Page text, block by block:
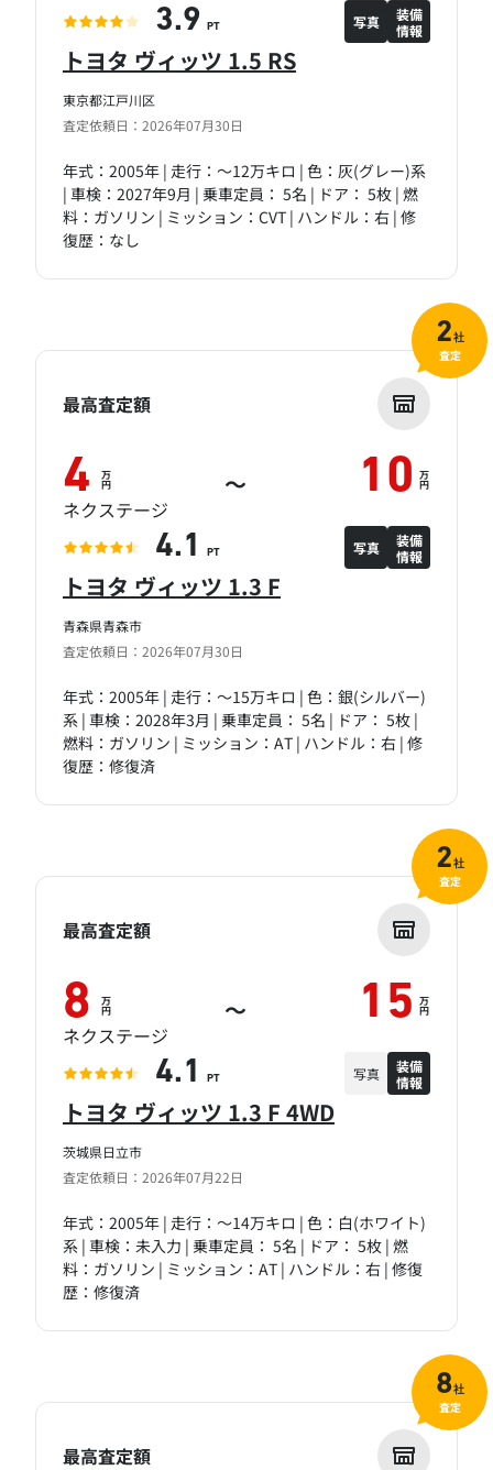
東京都江戸川区
査定依頼日：2026年07月30日
トヨタ ヴィッツ 1.5 RS
年式：2005年 | 走行：～12万キロ | 色：灰(グレー)系
| 車検：2027年9月 | 乗車定員： 5名 | ドア： 5枚 | 燃
料：ガソリン | ミッション：CVT | ハンドル：右 | 修
復歴：なし
3.9 PT 写真
装備
情報
青森県青森市
査定依頼日：2026年07月30日
トヨタ ヴィッツ 1.3 F
年式：2005年 | 走行：～15万キロ | 色：銀(シルバー)
系 | 車検：2028年3月 | 乗車定員： 5名 | ドア： 5枚 |
燃料：ガソリン | ミッション：AT | ハンドル：右 | 修
復歴：修復済
最高査定額
4 万
円 ～ 10 万
円
ネクステージ
4.1 PT 写真
装備
情報
2社
査定
茨城県日立市
査定依頼日：2026年07月22日
トヨタ ヴィッツ 1.3 F 4WD
年式：2005年 | 走行：～14万キロ | 色：白(ホワイト)
系 | 車検：未入力 | 乗車定員： 5名 | ドア： 5枚 | 燃
料：ガソリン | ミッション：AT | ハンドル：右 | 修復
歴：修復済
最高査定額
8 万
円 ～ 15 万
円
ネクステージ
4.1 PT 写真
装備
情報
2社
査定
最高査定額
8社
査定